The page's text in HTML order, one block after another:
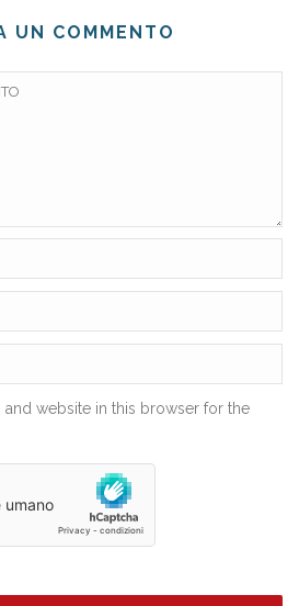
UN COMMENTO
and website in this browser for the